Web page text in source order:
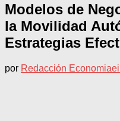
Modelos de
la Movilidad
Estrategias
por Redacción